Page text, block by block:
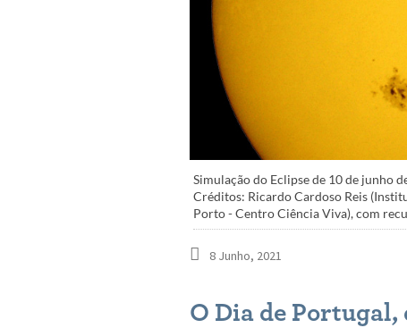
Simulação do Eclipse de 10 de junho
Créditos: Ricardo Cardoso Reis
Porto - Centro Ciência Viva), com
8 Junho, 2021
O Dia de Portugal,